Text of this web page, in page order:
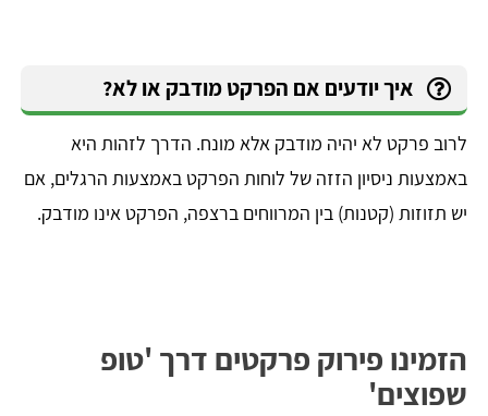
איך יודעים אם הפרקט מודבק או לא?
לרוב פרקט לא יהיה מודבק אלא מונח. הדרך לזהות היא
באמצעות ניסיון הזזה של לוחות הפרקט באמצעות הרגלים, אם
יש תזוזות (קטנות) בין המרווחים ברצפה, הפרקט אינו מודבק.
הזמינו פירוק פרקטים דרך 'טופ
שפוצים'